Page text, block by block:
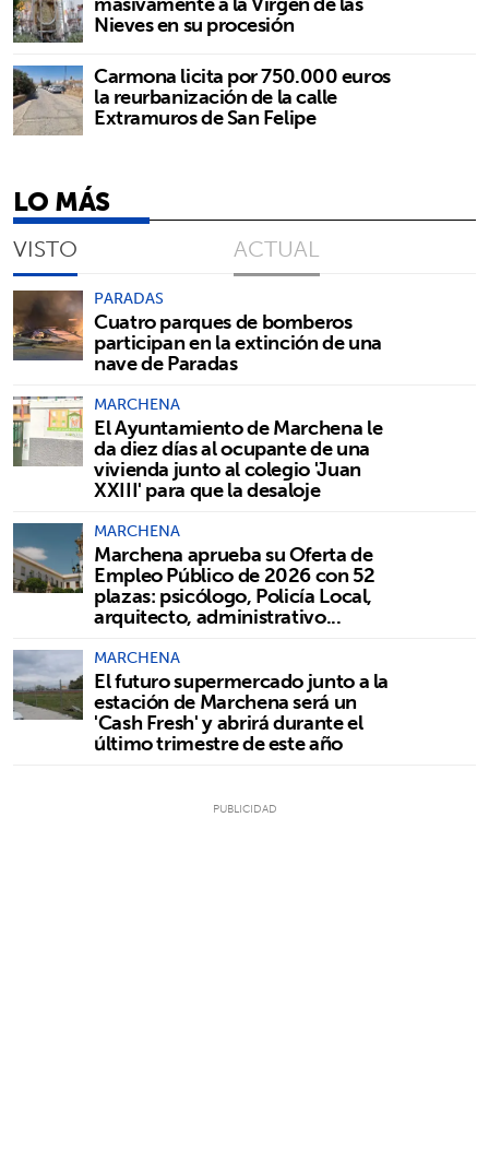
Nieves en su procesión
Carmona licita por 750.000 euros
la reurbanización de la calle
Extramuros de San Felipe
LO MÁS
VISTO ACTUAL
PARADAS
Cuatro parques de bomberos
participan en la extinción de una
nave de Paradas
MARCHENA
El Ayuntamiento de Marchena le
da diez días al ocupante de una
vivienda junto al colegio 'Juan
XXIII' para que la desaloje
MARCHENA
Marchena aprueba su Oferta de
Empleo Público de 2026 con 52
plazas: psicólogo, Policía Local,
arquitecto, administrativo...
MARCHENA
El futuro supermercado junto a la
estación de Marchena será un
'Cash Fresh' y abrirá durante el
último trimestre de este año